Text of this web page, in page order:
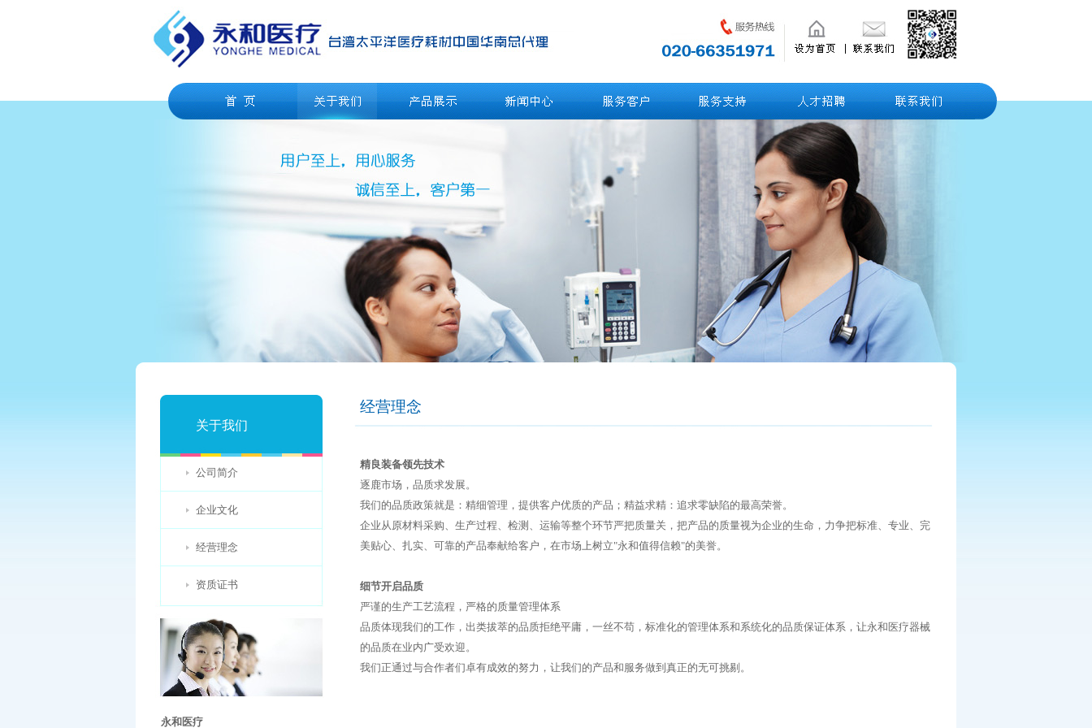
关于我们
公司简介
企业文化
经营理念
资质证书
永和医疗
经营理念
精良装备领先技术
逐鹿市场，品质求发展。
我们的品质政策就是：精细管理，提供客户优质的产品；精益求精：追求零缺陷的最高荣誉。
企业从原材料采购、生产过程、检测、运输等整个环节严把质量关，把产品的质量视为企业的生命，力争把标准、专业、完
美贴心、扎实、可靠的产品奉献给客户，在市场上树立"永和值得信赖"的美誉。
细节开启品质
严谨的生产工艺流程，严格的质量管理体系
品质体现我们的工作，出类拔萃的品质拒绝平庸，一丝不苟，标准化的管理体系和系统化的品质保证体系，让永和医疗器械
的品质在业内广受欢迎。
我们正通过与合作者们卓有成效的努力，让我们的产品和服务做到真正的无可挑剔。